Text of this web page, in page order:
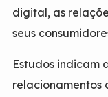
digital, as
seus
Estudos indicam
relacionamentos